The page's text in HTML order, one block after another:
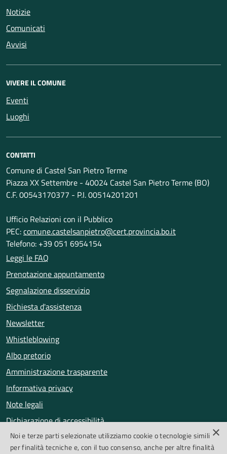
Notizie
Comunicati
Avvisi
VIVERE IL COMUNE
Eventi
Luoghi
CONTATTI
Comune di Castel San Pietro Terme
Piazza XX Settembre - 40024 Castel San Pietro Terme (BO)
C.F. 00543170377 - P.I. 00514201201
Ufficio Relazioni con il Pubblico
PEC:comune.castelsanpietro@cert.provincia.bo.it
Telefono: +39 051 6954154
Leggi le FAQ
Prenotazione appuntamento
Segnalazione disservizio
Richiesta d'assistenza
Newsletter
Whistleblowing
Albo pretorio
Amministrazione trasparente
Informativa privacy
Note legali
Dichiarazione di accessibilità
Obiettivi di accessibilità
×
Noi e terze parti selezionate utilizziamo cookie o tecnologie simili
per finalità tecniche e, con il tuo consenso, anche per altre finalità